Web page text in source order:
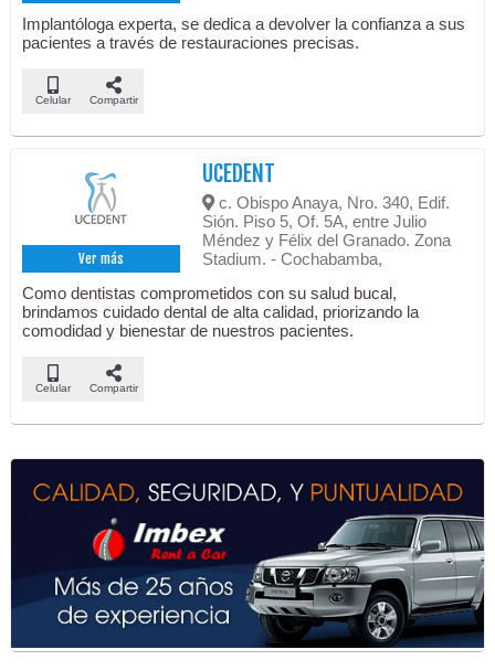
Implantóloga experta, se dedica a devolver la confianza a sus
pacientes a través de restauraciones precisas.
Celular Compartir
Ver más
UCEDENT
c. Obispo Anaya, Nro. 340, Edif.
Sión. Piso 5, Of. 5A, entre Julio
Méndez y Félix del Granado. Zona
Stadium. - Cochabamba,
Como dentistas comprometidos con su salud bucal,
brindamos cuidado dental de alta calidad, priorizando la
comodidad y bienestar de nuestros pacientes.
Celular Compartir